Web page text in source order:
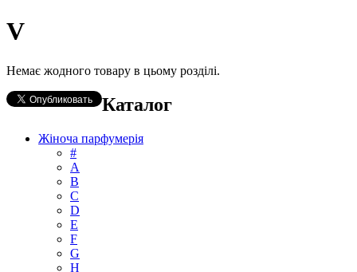
V
Немає жодного товару в цьому розділі.
Каталог
Жіноча парфумерія
#
А
B
C
D
E
F
G
H